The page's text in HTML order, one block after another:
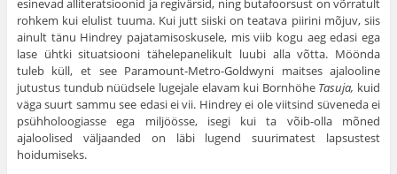
esinevad alliteratsioonid ja regivärsid, ning butafoorsust on võrratult
rohkem kui elulist tuuma. Kui jutt siiski on teatava piirini mõjuv, siis
ainult tänu Hindrey pajatamisoskusele, mis viib kogu aeg edasi ega
lase ühtki situatsiooni tähelepanelikult luubi alla võtta. Möönda
tuleb küll, et see Paramount-Metro-Goldwyni maitses ajalooline
jutustus tundub nüüdsele lugejale elavam kui Bornhöhe Tasuja, kuid
väga suurt sammu see edasi ei vii. Hindrey ei ole viitsind süveneda ei
psühholoogiasse ega miljöösse, isegi kui ta võib-olla mõned
ajaloolised väljaanded on läbi lugend suurimatest lapsustest
hoidumiseks.